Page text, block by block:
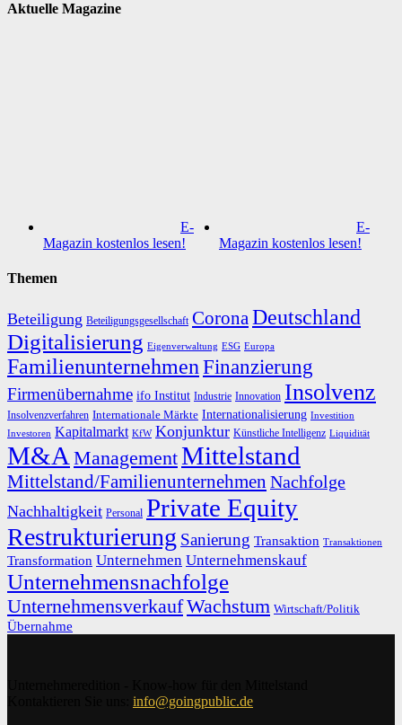
Aktuelle Magazine
E-
Magazin kostenlos lesen!
E-
Magazin kostenlos lesen!
Themen
Beteiligung Beteiligungsgesellschaft CoronaDeutschland
Digitalisierung Eigenverwaltung ESG Europa
Familienunternehmen Finanzierung
Firmenübernahme ifo Institut Industrie Innovation Insolvenz
Insolvenzverfahren Internationale Märkte Internationalisierung Investition
Investoren Kapitalmarkt KfW Konjunktur Künstliche Intelligenz Liquidität
M&A ManagementMittelstand
Mittelstand/Familienunternehmen Nachfolge
Nachhaltigkeit Personal Private Equity
Restrukturierung Sanierung Transaktion Transaktionen
Transformation Unternehmen Unternehmenskauf
Unternehmensnachfolge
UnternehmensverkaufWachstum Wirtschaft/Politik
Übernahme
info@goingpublic.de